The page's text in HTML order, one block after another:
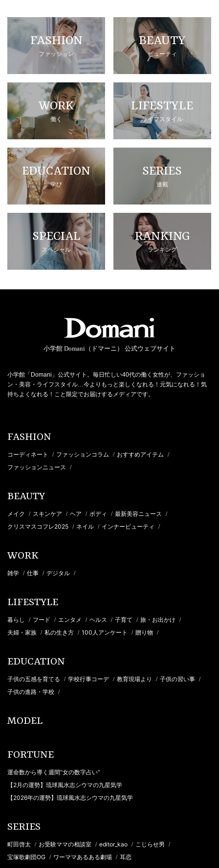
FASHION
ファッション
BEAUTY
ビューティ
WORK
働く
LIFESTYLE
ライフスタイル
EDUCATION
学び
SERIES
連載
SPECIAL
スペシャル
RANKING
ランキング
小学館 Domani（ドマーニ） 公式ウェブサイト
小学館「Domani」公式サイト。毎日忙しい40代の働く女性が、ファッショ
ン・美容・ライフスタイル…今よりもっと楽しくなれる！元気になれる！気
持ちよくなれる！こと限定でお届けするメディアです。
FASHION
コーディネート / ファッションコラム / おすすめアイテム /
ファッションニュース /
BEAUTY
メイク / スキンケア / ヘア / ボディ / 最新美容ニュース /
クリスマスコフレ2025 / ネイル / インナービューティ /
WORK
雑学 / 仕事 / デジタル /
LIFESTYLE
暮らし / フード / エンタメ / ヘルス / 子育て / 旅・お出かけ /
夫婦・家族 / 私の生き方 / 100人アンケート / 贈り物 /
EDUCATION
子供の五感を育てる / 学校行事コーデ / 教育現場より / 子供の習い事 /
子供の進路・学校 /
MODEL
FORTUNE
運命数から導く週間“女の数字占い”
【2月の運勢】琉球風水志シウマの九星気学
【2026年の運勢】琉球風水志シウマの九星気学
SERIES
町田啓太 / お受験ママの相談室 / editor_kao / こじらせ男 /
宝塚歌劇団OG / ワーママあるある劇場 / 耳恋